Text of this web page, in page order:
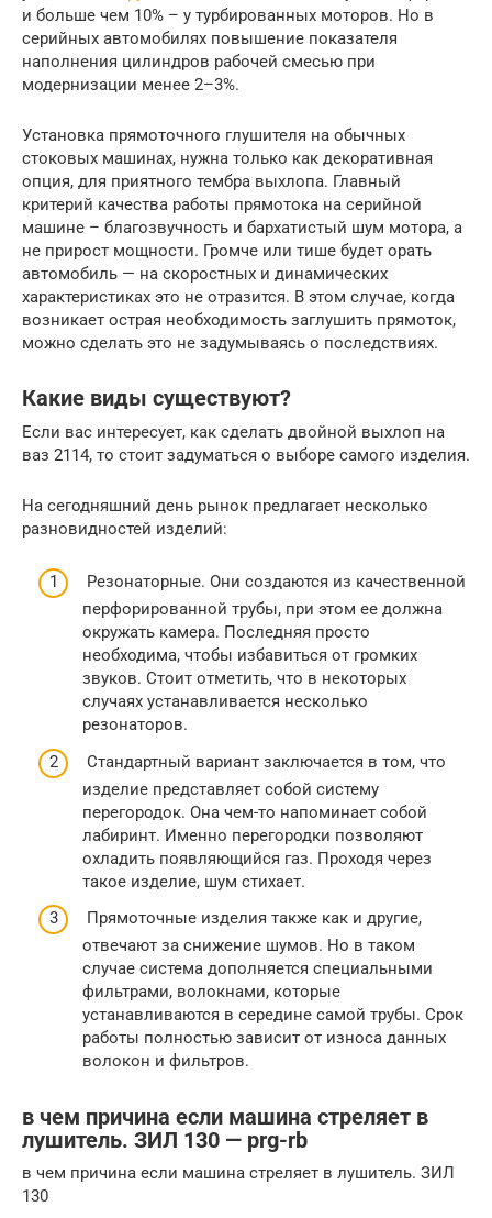
и больше чем 10% – у турбированных моторов. Но в
серийных автомобилях повышение показателя
наполнения цилиндров рабочей смесью при
модернизации менее 2–3%.
Установка прямоточного глушителя на обычных
стоковых машинах, нужна только как декоративная
опция, для приятного тембра выхлопа. Главный
критерий качества работы прямотока на серийной
машине – благозвучность и бархатистый шум мотора, а
не прирост мощности. Громче или тише будет орать
автомобиль — на скоростных и динамических
характеристиках это не отразится. В этом случае, когда
возникает острая необходимость заглушить прямоток,
можно сделать это не задумываясь о последствиях.
Какие виды существуют?
Если вас интересует, как сделать двойной выхлоп на
ваз 2114, то стоит задуматься о выборе самого изделия.
На сегодняшний день рынок предлагает несколько
разновидностей изделий:
Резонаторные. Они создаются из качественной
перфорированной трубы, при этом ее должна
окружать камера. Последняя просто
необходима, чтобы избавиться от громких
звуков. Стоит отметить, что в некоторых
случаях устанавливается несколько
резонаторов.
Стандартный вариант заключается в том, что
изделие представляет собой систему
перегородок. Она чем-то напоминает собой
лабиринт. Именно перегородки позволяют
охладить появляющийся газ. Проходя через
такое изделие, шум стихает.
Прямоточные изделия также как и другие,
отвечают за снижение шумов. Но в таком
случае система дополняется специальными
фильтрами, волокнами, которые
устанавливаются в середине самой трубы. Срок
работы полностью зависит от износа данных
волокон и фильтров.
в чем причина если машина стреляет в
лушитель. ЗИЛ 130 — prg-rb
в чем причина если машина стреляет в лушитель. ЗИЛ
130